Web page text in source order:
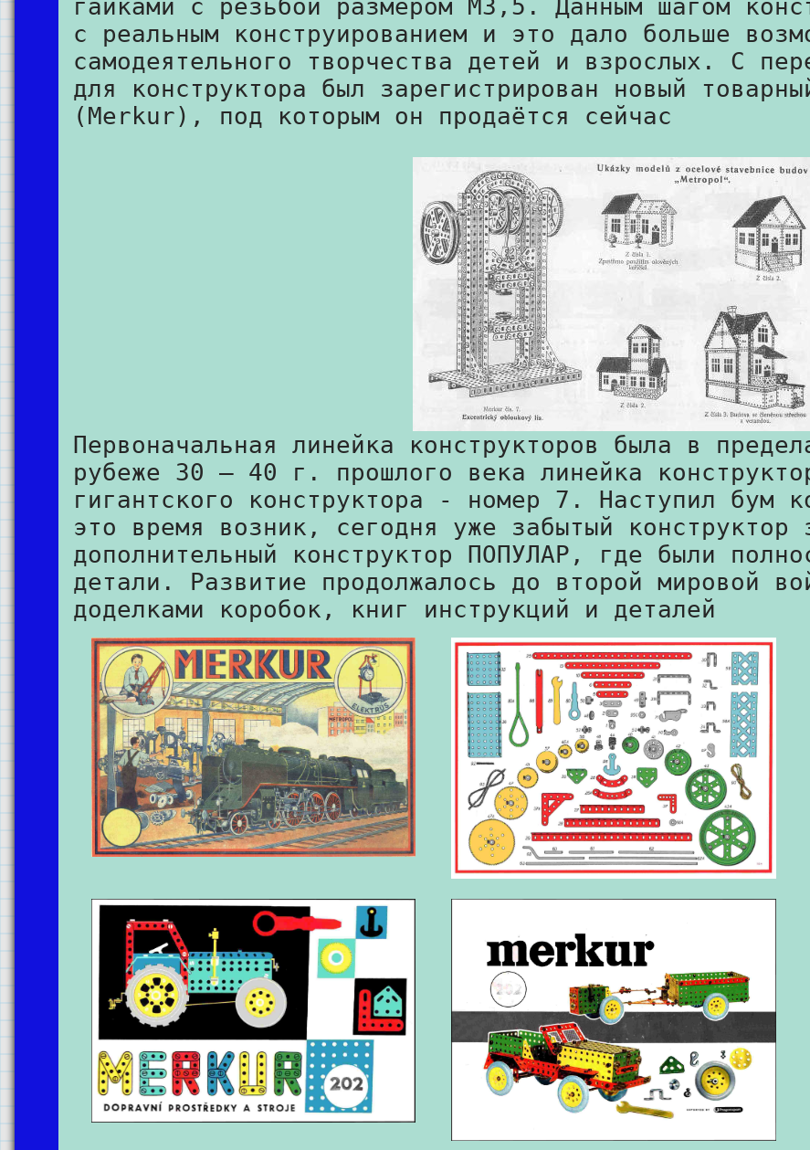
гайками с резьбой размером М3,5. Данным шагом
с реальным конструированием и это дало больше
самодеятельного творчества детей и взрослых. С
для конструктора был зарегистрирован новый
(Merkur), под которым он продаётся сейчас
Первоначальная линейка конструкторов была в
рубеже 30 – 40 г. прошлого века линейка
гигантского конструктора - номер 7. Наступил бум
это время возник, сегодня уже забытый конструктор
дополнительный конструктор ПОПУЛАР, где были
детали. Развитие продолжалось до второй мировой
доделками коробок, книг инструкций и деталей